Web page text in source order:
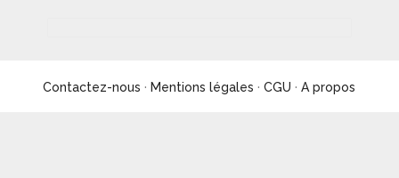
Contactez-nous · Mentions légales ·CGU ·A propos